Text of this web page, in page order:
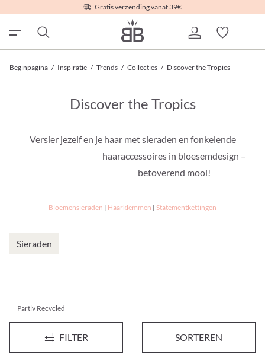
Gratis verzending vanaf 39€
Beginpagina / Inspiratie / Trends / Collecties / Discover the Tropics
Discover the Tropics
Versier jezelf en je haar met sieraden en fonkelende
haaraccessoires in bloesemdesign –
betoverend mooi!
Bloemensieraden | Haarklemmen | Statementkettingen
Sieraden
FILTER SORTEREN
Partly Recycled
Armband - Green Leaves Creole earrings - Trio